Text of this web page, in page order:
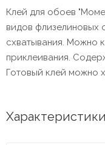
Клей для обоев
видов флизелиновых
схватывания. Можно
приклеивания.
Готовый клей можно
Характеристики